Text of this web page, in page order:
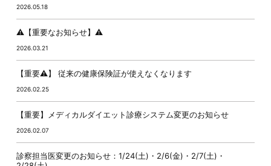
2026.05.18
⚠️【重要なお知らせ】⚠️
2026.03.21
【重要⚠️】 従来の健康保険証が使えなくなります
2026.02.25
【重要】メディカルダイエット診療システム変更のお知らせ
2026.02.07
診察担当医変更のお知らせ：1/24(土)・2/6(金)・2/7(土)・